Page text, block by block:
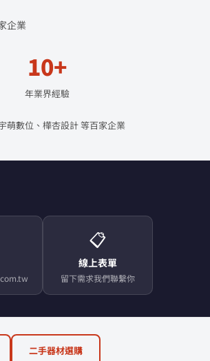
企業
10+
年業界經驗
萌數位、樺杏設計 等百家企業
📋
線上表單
留下需求我們聯繫你
二手器材選購